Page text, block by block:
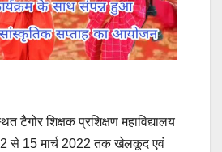
टैगोर शिक्षक प्रशिक्षण महाविद्यालय
से 15 मार्च 2022 तक खेलकूद एवं